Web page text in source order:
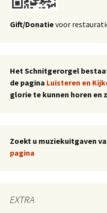
Gift/Donatievoor
Het Schnitgerorgel
de pagina Luisteren en
glorie te kunnen horen en
Zoekt u muziekuitgaven
pagina
EXTRA